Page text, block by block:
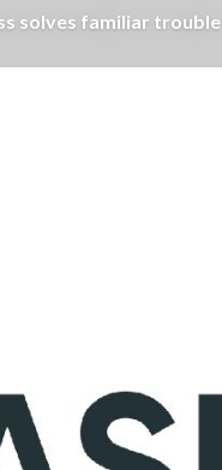
solves familiar trouble